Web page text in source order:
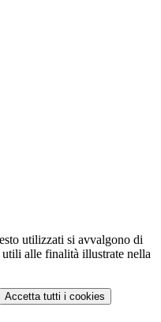
utilizzati si avvalgono di
alle finalità illustrate nella
Accetta tutti i cookies